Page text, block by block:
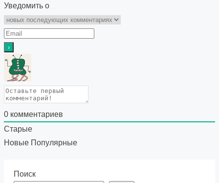
Уведомить о
0 комментариев
Старые
Новые Популярные
Поиск